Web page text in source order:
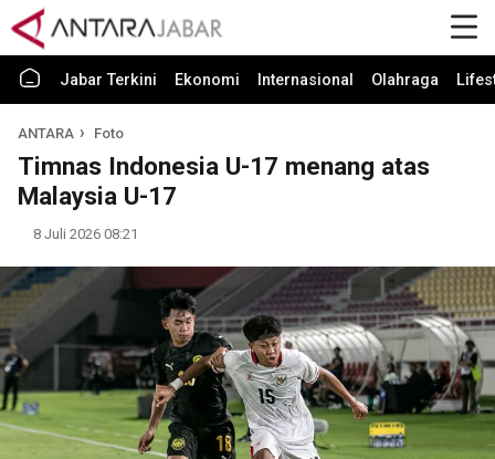
Jabar Terkini Ekonomi Internasional Olahraga
ANTARA Foto
Timnas Indonesia U-17 menang atas
Malaysia U-17
8 Juli 2026 08:21